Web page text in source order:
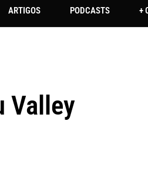
ARTIGOS PODCASTS +
Valley